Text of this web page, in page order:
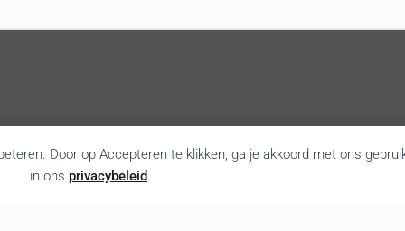
Door op Accepteren te klikken, ga je akkoord met ons
in ons privacybeleid.